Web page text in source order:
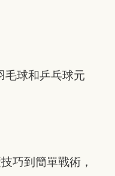
毛球和乒乓球元
巧到簡單戰術，